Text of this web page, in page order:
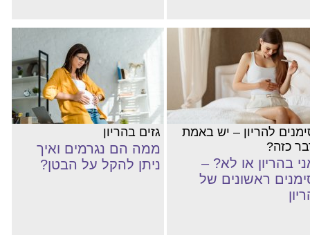
להריון – יש באמת
כזה?
בהריון או לא? –
ראשונים של
גזים בהריון
ממה הם נגרמים ואיך
ניתן להקל על הבטן?